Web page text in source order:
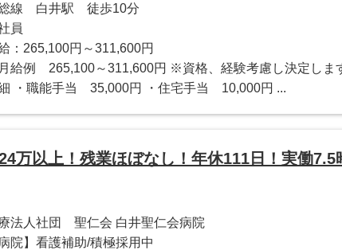
線 白井駅 徒歩10分
員
：265,100円～311,600円
給例 265,100～311,600円 ※資格、経験考慮し決定しま
・職能手当 35,000円 ・住宅手当 10,000円 ...
万以上！残業ほぼなし！年休111日！実働7.5
法人社団 聖仁会 白井聖仁会病院
病院】看護補助/積極採用中